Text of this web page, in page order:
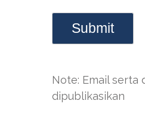
Note: Email serta
dipublikasikan